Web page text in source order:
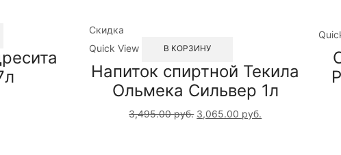
Скидка
Quick View
В КОРЗИНУ
Напиток спиртной Текила
Ольмека Сильвер 1л
3,495.00руб. 3,065.00 руб.